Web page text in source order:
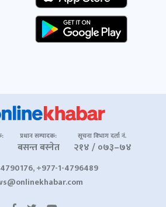
प्रधान सम्पादक:
बसन्त बस्नेत
सूचना विभाग दर्ता नं.
२१४ / ०७३–७४
+977-1-4796489